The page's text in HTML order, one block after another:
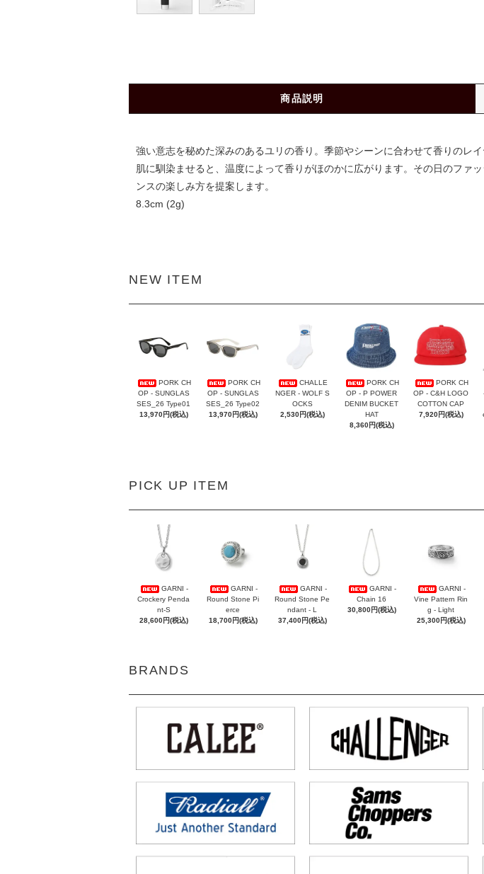
商品説明
強い意志を秘めた深みのあるユリの香り。季節やシーンに合わせて香りのレ
肌に馴染ませると、温度によって香りがほのかに広がります。その日のファ
ンスの楽しみ方を提案します。
8.3cm (2g)
NEW ITEM
PORK CH
OP - SUNGLAS
SES_26 Type01
13,970円(税込)
PORK CH
OP - SUNGLAS
SES_26 Type02
13,970円(税込)
CHALLE
NGER - WOLF S
OCKS
2,530円(税込)
PORK CH
OP - P POWER
DENIM BUCKET
HAT
8,360円(税込)
PORK CH
OP - C&H LOGO
COTTON CAP
7,920円(税込)
PICK UP ITEM
GARNI -
Crockery Penda
nt-S
28,600円(税込)
GARNI -
Round Stone Pi
erce
18,700円(税込)
GARNI -
Round Stone Pe
ndant - L
37,400円(税込)
GARNI -
Chain 16
30,800円(税込)
GARNI -
Vine Pattern Rin
g - Light
25,300円(税込)
BRANDS